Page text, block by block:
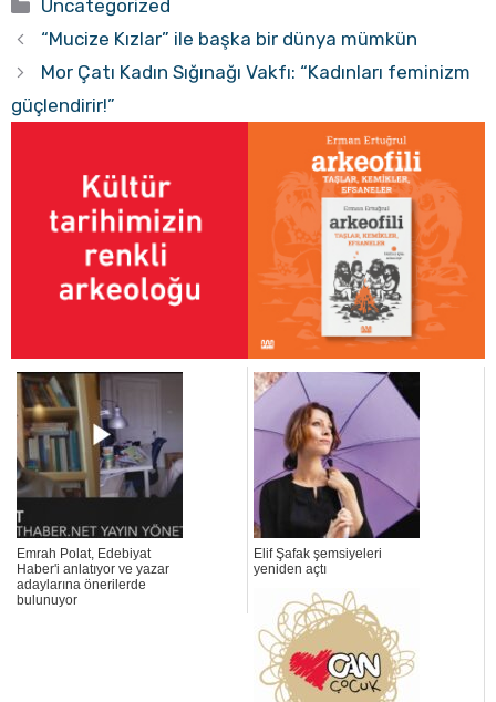
Uncategorized
“Mucize Kızlar” ile başka bir dünya mümkün
Mor Çatı Kadın Sığınağı Vakfı: “Kadınları feminizm
güçlendirir!”
Emrah Polat, Edebiyat
Haber'i anlatıyor ve yazar
adaylarına önerilerde
bulunuyor
Elif Şafak şemsiyeleri
yeniden açtı